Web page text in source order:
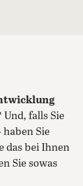
Und, falls Sie
Sie
das bei Ihnen
Sie sowas